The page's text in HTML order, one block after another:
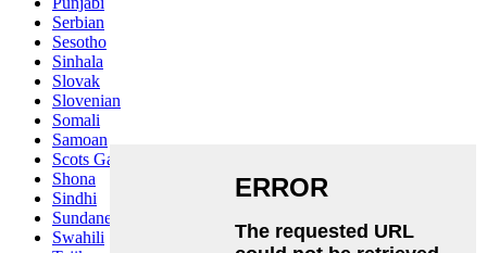
Serbian
Sesotho
Sinhala
Slovak
Slovenian
Somali
Samoan
Scots Gaelic
Shona
Sindhi
Sundanese
Swahili